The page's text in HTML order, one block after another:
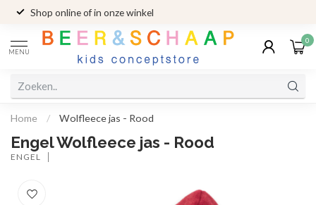
Shop online of in onze winkel
MENU
0
Home / Wolfleece jas - Rood
Engel Wolfleece jas - Rood
ENGEL